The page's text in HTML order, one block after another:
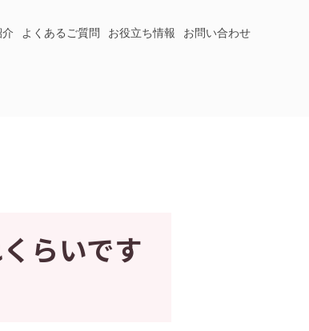
よくあるご質問 お役立ち情報 お問い合わせ
らいです